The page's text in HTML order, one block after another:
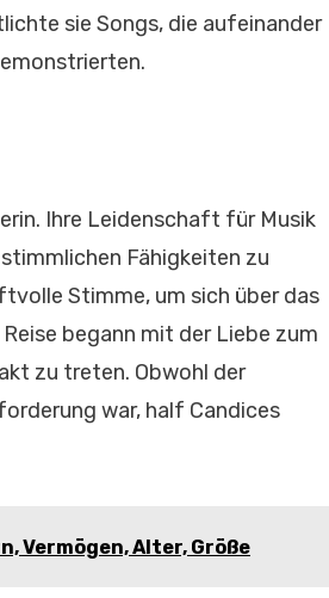
sie Songs, die aufeinander
Ihre Leidenschaft für Musik
Fähigkeiten zu
Stimme, um sich über das
begann mit der Liebe zum
zu treten. Obwohl der
war, half Candices
Vermögen, Alter, Größe